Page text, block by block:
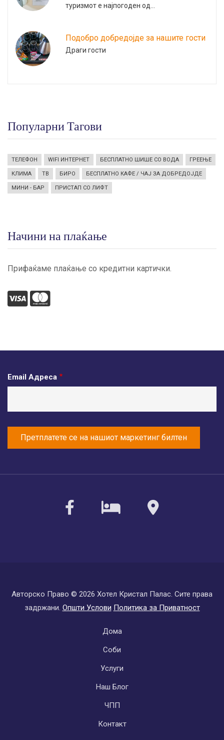
туризмот е најпогоден од…
Подобро добредојде за нашите гости
Драги гости
Популарни Тагови
ТЕЛЕФОН WIFI ИНТЕРНЕТ БЕСПЛАТНО ШИШЕ СО ВОДА ГРЕЕЊЕ
КЛИМА ТВ БИРО БЕСПЛАТНО КАФЕ / ЧАЈ ЗА ДОБРЕДОЈДЕ
МИНИ - БАР ПРИСТАП СО ЛИФТ
Начини на плаќање
Прифаќаме плаќање со кредитни картички.
visamastercard
Email Адреса
facebook
sirvoymaps
Авторско Право © 2026 Хотел Кристал Палас. Сите права
задржани. Општи Услови Политика за Приватност
Дома
Соби
Услуги
Наш Блог
ЧПП
Контакт